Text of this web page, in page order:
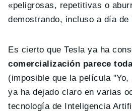
«peligrosas, repetitivas o
demostrando, incluso a día
Es cierto que Tesla ya ha
comercialización parece
(imposible que la película
ya ha dejado claro en varias
tecnología de Inteligencia